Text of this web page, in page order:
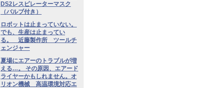
DS2レスピレーターマスク
（バルブ付き）
ロボットは止まっていない。
でも、生産は止まってい
る。 近藤製作所 ツールチ
ェンジャー
夏場にエアーのトラブルが増
える…。 その原因、エアード
ライヤーかもしれません。オ
リオン機械 高温環境対応エ